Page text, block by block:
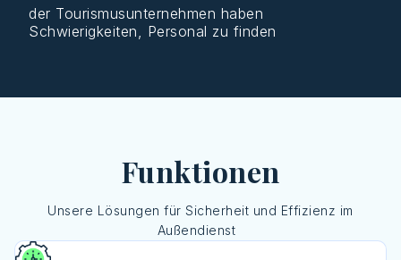
der Tourismusunternehmen haben
Schwierigkeiten, Personal zu finden
Funktionen
Unsere Lösungen für Sicherheit und Effizienz im
Außendienst